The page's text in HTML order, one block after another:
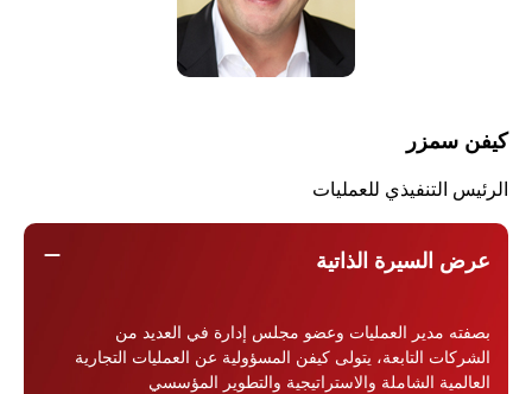
كيفن سمزر
الرئيس التنفيذي للعمليات
عرض السيرة الذاتية remove
بصفته مدير العمليات وعضو مجلس إدارة في العديد من
الشركات التابعة، يتولى كيفن المسؤولية عن العمليات التجارية
العالمية الشاملة والاستراتيجية والتطوير المؤسسي